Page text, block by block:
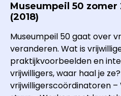
Museumpeil 50
(2018)
Museumpeil 50 gaat over
veranderen. Wat is
praktijkvoorbeelden en
vrijwilligers, waar haal je
vrijwilligerscoördinatoren –